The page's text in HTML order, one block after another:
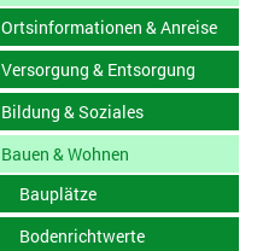
Ortsinformationen & Anreise
Versorgung & Entsorgung
Bildung & Soziales
Bauen & Wohnen
Bauplätze
Bodenrichtwerte